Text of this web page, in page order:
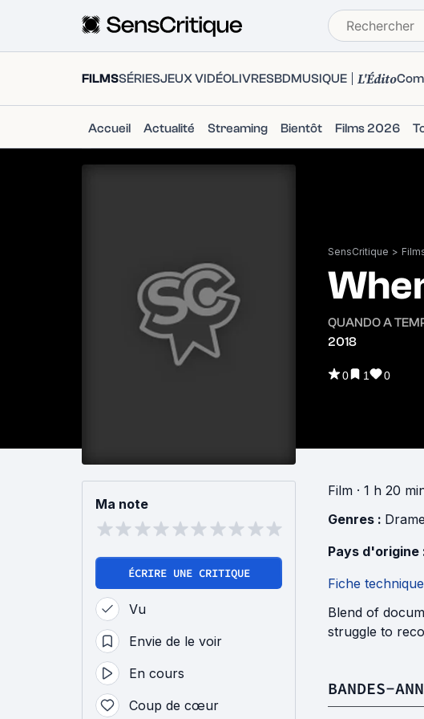
FILMSSÉRIESJEUX VIDÉOLIVRESBDMUSIQUE L'Édito
Accueil Actualité Streaming Bientôt Films 2026
SensCritique >
QUANDO A
2018
0 1 0
Ma note
ÉCRIRE UNE CRITIQUE
Vu
Envie de le voir
En cours
Coup de cœur
Film · 1 h 20
Genres : Drame
Pays d'origine
Fiche technique
Blend of
struggle to
BANDES-